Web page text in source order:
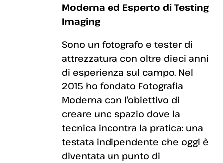
Moderna ed Esperto di Testing
Imaging
Sono un fotografo e tester di
attrezzatura con oltre dieci anni
di esperienza sul campo. Nel
2015 ho fondato Fotografia
Moderna con l’obiettivo di
creare uno spazio dove la
tecnica incontra la pratica: una
testata indipendente che oggi è
diventata un punto di